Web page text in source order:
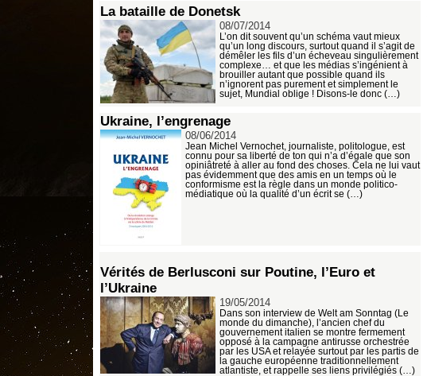
La bataille de Donetsk
08/07/2014
L’on dit souvent qu’un schéma vaut mieux
qu’un long discours, surtout quand il s’agit de
démêler les fils d’un écheveau singulièrement
complexe… et que les médias s’ingénient à
brouiller autant que possible quand ils
n’ignorent pas purement et simplement le
sujet, Mundial oblige ! Disons-le donc (…)
Ukraine, l’engrenage
08/06/2014
Jean Michel Vernochet, journaliste, politologue, est
connu pour sa liberté de ton qui n’a d’égale que son
opiniâtreté à aller au fond des choses. Cela ne lui vaut
pas évidemment que des amis en un temps où le
conformisme est la règle dans un monde politico-
médiatique où la qualité d’un écrit se (…)
Vérités de Berlusconi sur Poutine, l’Euro et
l’Ukraine
19/05/2014
Dans son interview de Welt am Sonntag (Le
monde du dimanche), l’ancien chef du
gouvernement italien se montre fermement
opposé à la campagne antirusse orchestrée
par les USA et relayée surtout par les partis de
la gauche européenne traditionnellement
atlantiste, et rappelle ses liens privilégiés (…)